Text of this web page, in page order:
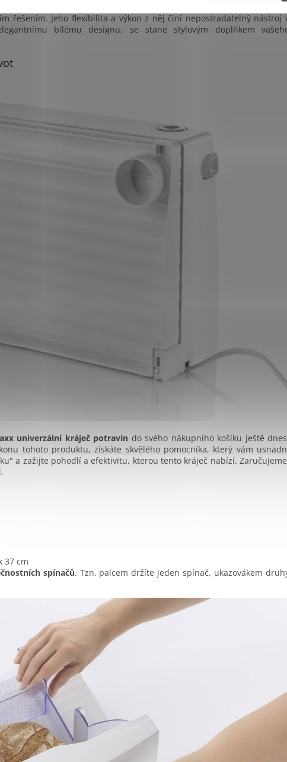
způsob, jak zjednodušit přípravu jídel doma,
řešením. Jeho flexibilita a výkon z něj činí nepostradatelný nástroj
bílému designu, se stane stylovým doplňkem
univerzální kráječ potravin do svého nákupního košíku ještě
tohoto produktu, získáte skvělého pomocníka, který vám
a zažijte pohodlí a efektivitu, kterou tento kráječ nabízí.
37 cm
spínačů. Tzn. palcem držíte jeden spínač, ukazovákem